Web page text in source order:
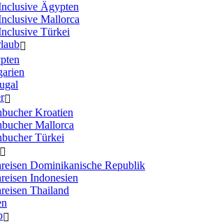
Ägypten
Mallorca
Türkei
Kroatien
Mallorca
Türkei
Dominikanische Republik
Indonesien
Thailand